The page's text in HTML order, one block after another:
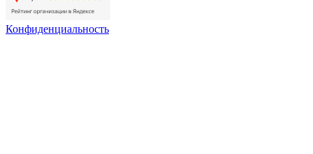
Конфиденциальность